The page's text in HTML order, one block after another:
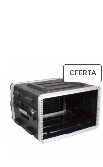
OFERTA
EN